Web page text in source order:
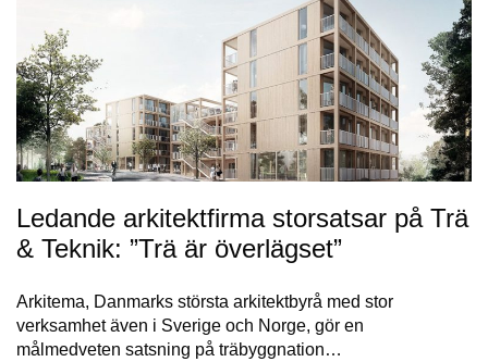
Ledande arkitektfirma storsatsar på Trä
& Teknik: ”Trä är överlägset”
Arkitema, Danmarks största arkitektbyrå med stor
verksamhet även i Sverige och Norge, gör en
målmedveten satsning på träbyggnation…